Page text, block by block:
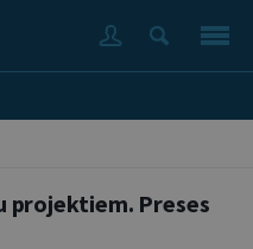
projektiem. Preses